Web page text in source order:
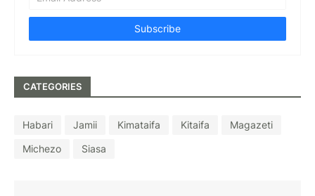
CATEGORIES
Habari Jamii Kimataifa Kitaifa
Magazeti
Michezo
Siasa